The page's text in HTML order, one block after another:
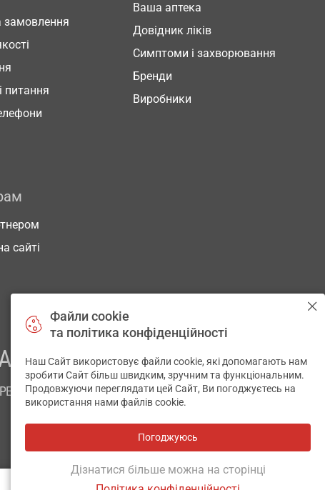
замовлення
питання
Ваша аптека
Довідник ліків
Симптоми і захворювання
Бренди
Виробники
сайті
ЗДОРОВ’Я
Файли cookie
та політика конфіденційності
Наш Сайт використовує файли cookie, які допомагають нам
зробити Сайт більш швидким, зручним та функціональним.
Продовжуючи переглядати цей Сайт, Ви погоджуєтесь на
використання нами файлів cookie.
Погоджуюсь
Дізнатися більше можна на сторінці
✕